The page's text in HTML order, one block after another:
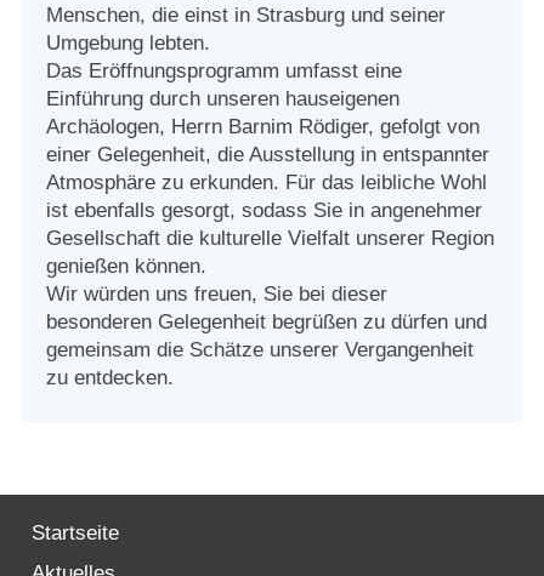
Menschen, die einst in Strasburg und seiner
Umgebung lebten.
Das Eröffnungsprogramm umfasst eine
Einführung durch unseren hauseigenen
Archäologen, Herrn Barnim Rödiger, gefolgt von
einer Gelegenheit, die Ausstellung in entspannter
Atmosphäre zu erkunden. Für das leibliche Wohl
ist ebenfalls gesorgt, sodass Sie in angenehmer
Gesellschaft die kulturelle Vielfalt unserer Region
genießen können.
Wir würden uns freuen, Sie bei dieser
besonderen Gelegenheit begrüßen zu dürfen und
gemeinsam die Schätze unserer Vergangenheit
zu entdecken.
Startseite